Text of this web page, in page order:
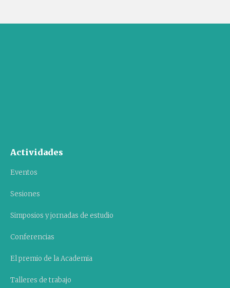
Actividades
Eventos
Sesiones
Simposios y jornadas de estudio
Conferencias
El premio de la Academia
Talleres de trabajo